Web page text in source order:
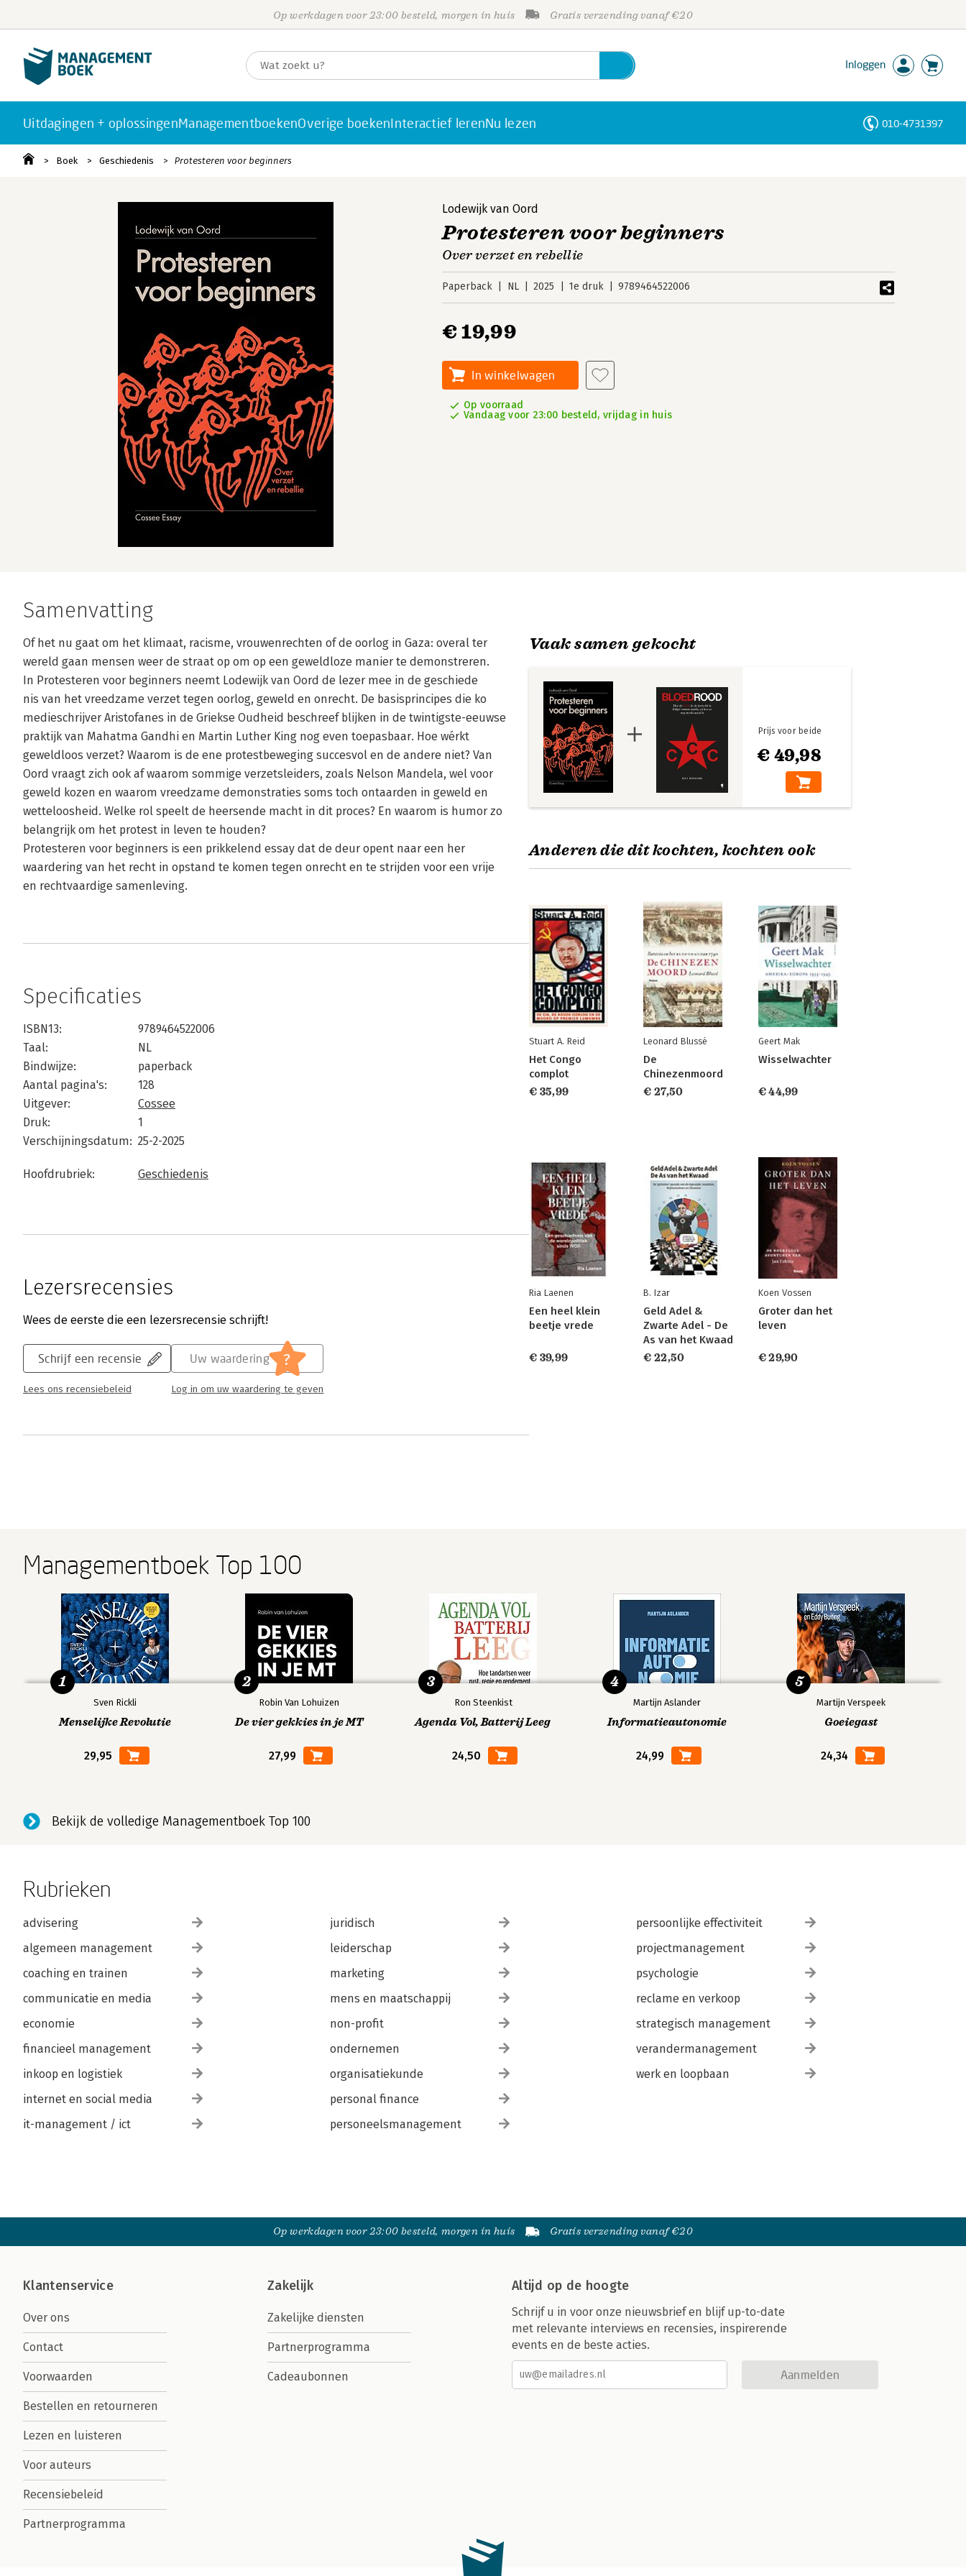
Op werkdagen voor 23:00 besteld, morgen in huis Gratis verzending vanaf €20
Inloggen
Uitdagingen + oplossingenManagementboekenOverige boekenInteractief lerenNu lezen 010-4731397
Boek Geschiedenis Protesteren voor beginners
Lodewijk van Oord
Protesteren voor beginners
Over verzet en rebellie
Paperback NL 2025 1e druk 9789464522006
€ 19,99
In winkelwagen
Op voorraad
Vandaag voor 23:00 besteld, vrijdag in huis
Samenvatting
Of het nu gaat om het klimaat, racisme, vrouwenrechten of de oorlog in Gaza: overal ter
wereld gaan mensen weer de straat op om op een geweldloze manier te demonstreren.
In Protesteren voor beginners neemt Lodewijk van Oord de lezer mee in de geschiede
nis van het vreedzame verzet tegen oorlog, geweld en onrecht. De basisprincipes die ko
medieschrijver Aristofanes in de Griekse Oudheid beschreef blijken in de twintigste-eeuwse
praktijk van Mahatma Gandhi en Martin Luther King nog even toepasbaar. Hoe wérkt
geweldloos verzet? Waarom is de ene protestbeweging succesvol en de andere niet? Van
Oord vraagt zich ook af waarom sommige verzetsleiders, zoals Nelson Mandela, wel voor
geweld kozen en waarom vreedzame demonstraties soms toch ontaarden in geweld en
wetteloosheid. Welke rol speelt de heersende macht in dit proces? En waarom is humor zo
belangrijk om het protest in leven te houden?
Protesteren voor beginners is een prikkelend essay dat de deur opent naar een her
waardering van het recht in opstand te komen tegen onrecht en te strijden voor een vrije
en rechtvaardige samenleving.
Specificaties
ISBN13:
9789464522006
Taal:
NL
Bindwijze:
paperback
Aantal pagina's:
128
Uitgever:
Cossee
Druk:
1
Verschijningsdatum: 25-2-2025
Hoofdrubriek: Geschiedenis
Lezersrecensies
Wees de eerste die een lezersrecensie schrijft!
Schrijf een recensie
Lees ons recensiebeleid
Uw waardering ?
Log in om uw waardering te geven
Vaak samen gekocht
€ 49,98
Prijs voor beide
Anderen die dit kochten, kochten ook
Stuart A. Reid
Het Congo
complot
€ 35,99
Leonard Blussé
De
Chinezenmoord
€ 27,50
Geert Mak
Wisselwachter
€ 44,99
Ria Laenen
Een heel klein
beetje vrede
€ 39,99
B. Izar
Geld Adel &
Zwarte Adel - De
As van het Kwaad
€ 22,50
Koen Vossen
Groter dan het
leven
€ 29,90
Managementboek Top 100
Sven Rickli
Menselijke Revolutie
29,95
1
Robin Van Lohuizen
De vier gekkies in je MT
27,99
2
Ron Steenkist
Agenda Vol, Batterij Leeg
24,50
3
Martijn Aslander
Informatieautonomie
24,99
4
Martijn Verspeek
Goeiegast
24,34
5
Bekijk de volledige Managementboek Top 100
Rubrieken
advisering
algemeen management
coaching en trainen
communicatie en media
economie
financieel management
inkoop en logistiek
internet en social media
it-management / ict
juridisch
leiderschap
marketing
mens en maatschappij
non-profit
ondernemen
organisatiekunde
personal finance
personeelsmanagement
persoonlijke effectiviteit
projectmanagement
psychologie
reclame en verkoop
strategisch management
verandermanagement
werk en loopbaan
Op werkdagen voor 23:00 besteld, morgen in huis Gratis verzending vanaf €20
Klantenservice
Over ons
Contact
Voorwaarden
Bestellen en retourneren
Lezen en luisteren
Voor auteurs
Recensiebeleid
Partnerprogramma
Zakelijk
Zakelijke diensten
Partnerprogramma
Cadeaubonnen
Altijd op de hoogte
Schrijf u in voor onze nieuwsbrief en blijf up-to-date
met relevante interviews en recensies, inspirerende
events en de beste acties.
Aanmelden
Personen